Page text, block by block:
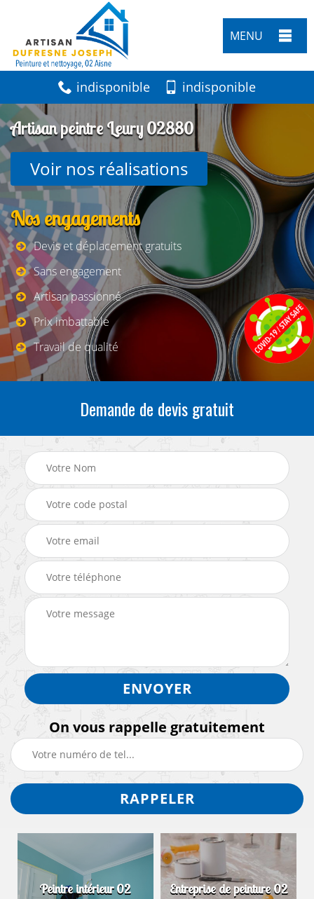
MENU
indisponible indisponible
Artisan peintre Leury 02880
Voir nos réalisations
Nos engagements
Devis et déplacement gratuits
Sans engagement
Artisan passionné
Prix imbattable
Travail de qualité
Demande de devis gratuit
On vous rappelle gratuitement
Peintre intérieur 02 Entreprise de peinture 02